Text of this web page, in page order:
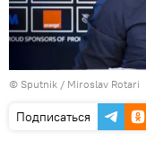
© Sputnik / Miroslav Rotari
Подписаться